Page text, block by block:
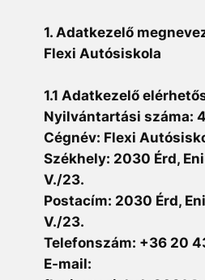
1. Adatkezelő
Flexi Autósiskola
1.1 Adatkezelő
Nyilvántartási száma:
Cégnév: Flexi
Székhely: 2030 Érd,
V./23.
Postacím: 2030 Érd,
V./23.
Telefonszám: +36 20
E-mail: